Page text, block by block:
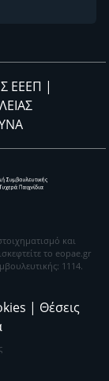
ΕΕΕΠ |
και
το eopae.gr
1114.
| Θέσεις